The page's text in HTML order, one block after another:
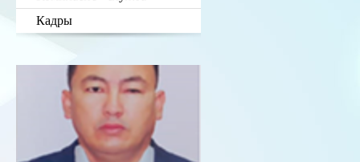
Кадры